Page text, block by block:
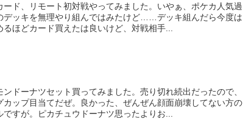
ド、リモート初対戦やってみました。いやぁ、ポケカ人気過
デッキを無理やり組んではみたけど……デッキ組んだら今度は
ほどカード買えたは良いけど、対戦相手...
ドーナツセット買ってみました。売り切れ続出だったので、
ップ目当てだぜ。良かった、ぜんぜん顔面崩壊してない方の
すが。ピカチュウドーナツ思ったよりお...